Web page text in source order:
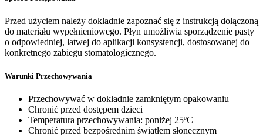
Przed użyciem należy dokładnie zapoznać się z instrukcją dołączoną
do materiału wypełnieniowego. Płyn umożliwia sporządzenie pasty
o odpowiedniej, łatwej do aplikacji konsystencji, dostosowanej do
konkretnego zabiegu stomatologicznego.
Warunki Przechowywania
Przechowywać w dokładnie zamkniętym opakowaniu
Chronić przed dostępem dzieci
Temperatura przechowywania: poniżej 25ºC
Chronić przed bezpośrednim światłem słonecznym